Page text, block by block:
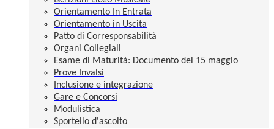
Orientamento In Entrata
Orientamento in Uscita
Patto di Corresponsabilità
Organi Collegiali
Esame di Maturità: Documento del 15 maggio
Prove Invalsi
Inclusione e integrazione
Gare e Concorsi
Modulistica
Sportello d'ascolto